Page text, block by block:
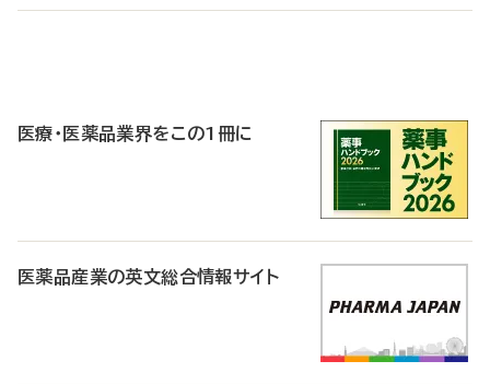
医療・医薬品業界をこの1冊に
医薬品産業の英文総合情報サイト